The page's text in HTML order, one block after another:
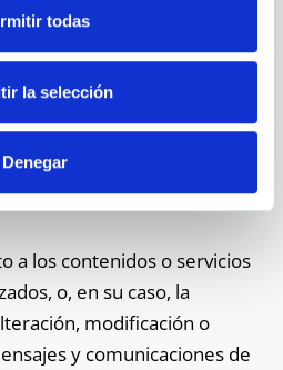
todas
la selección
Denegar
maliciosos o cualquier
dañino que pudiera
del USUARIO, en
herramientas adecuadas
de estos
a los contenidos o servicios
o, en su caso, la
modificación o
y comunicaciones de